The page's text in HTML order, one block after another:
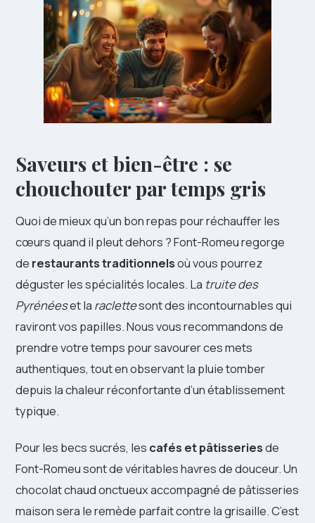
Saveurs et bien-être : se
chouchouter par temps gris
Quoi de mieux qu’un bon repas pour réchauffer les
cœurs quand il pleut dehors ? Font-Romeu regorge
de restaurants traditionnelsoù vous pourrez
déguster les spécialités locales. La truite des
Pyrénéeset la raclettesont des incontournables qui
raviront vos papilles. Nous vous recommandons de
prendre votre temps pour savourer ces mets
authentiques, tout en observant la pluie tomber
depuis la chaleur réconfortante d’un établissement
typique.
Pour les becs sucrés, les cafés et pâtisseriesde
Font-Romeu sont de véritables havres de douceur. Un
chocolat chaud onctueux accompagné de pâtisseries
maison sera le remède parfait contre la grisaille. C’est